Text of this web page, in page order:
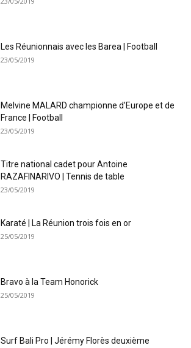
Les Réunionnais avec les Barea | Football
23/05/2019
Melvine MALARD championne d’Europe et de
France | Football
23/05/2019
Titre national cadet pour Antoine
RAZAFINARIVO | Tennis de table
23/05/2019
Karaté | La Réunion trois fois en or
25/05/2019
Bravo à la Team Honorick
25/05/2019
Surf Bali Pro | Jérémy Florès deuxième